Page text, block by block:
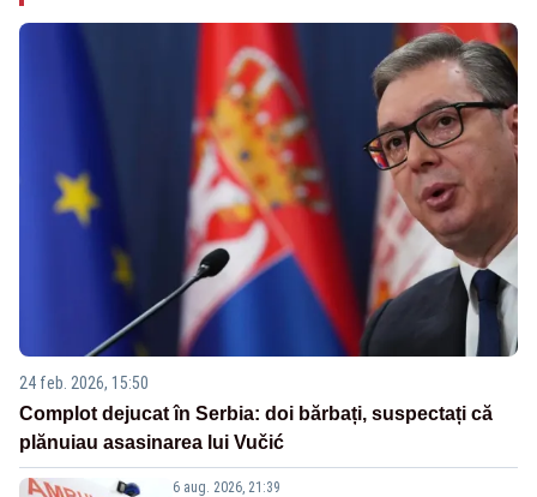
24 feb. 2026, 15:50
Complot dejucat în Serbia: doi bărbați, suspectați că
plănuiau asasinarea lui Vučić
6 aug. 2026, 21:39